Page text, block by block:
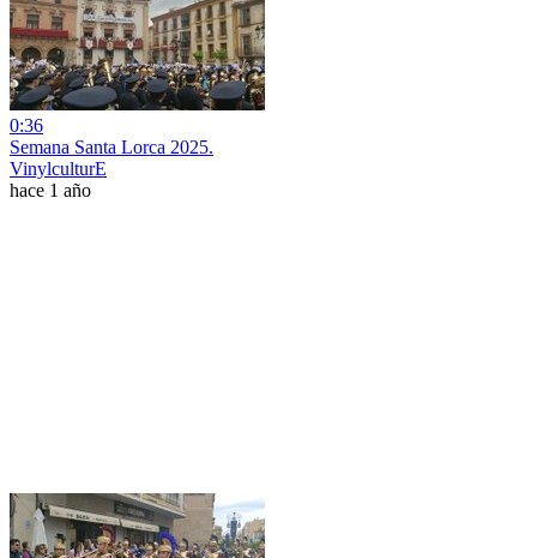
0:36
Semana Santa Lorca 2025.
VinylculturE
hace 1 año